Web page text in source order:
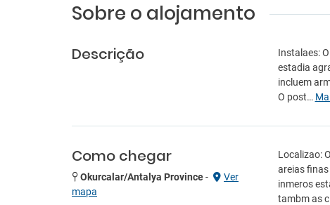
Sobre o alojamento
Descrição
Instalaes:
estadia
incluem
O post…
Como chegar
Okurcalar/Antalya Province-
Ver
mapa
Localizao:
areias
inmeros
tambm as